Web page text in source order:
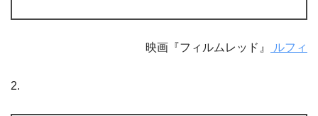
映画『フィルムレッド』 ルフィ
2.